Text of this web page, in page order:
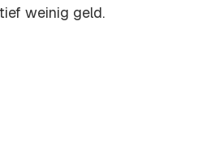
weinig geld.